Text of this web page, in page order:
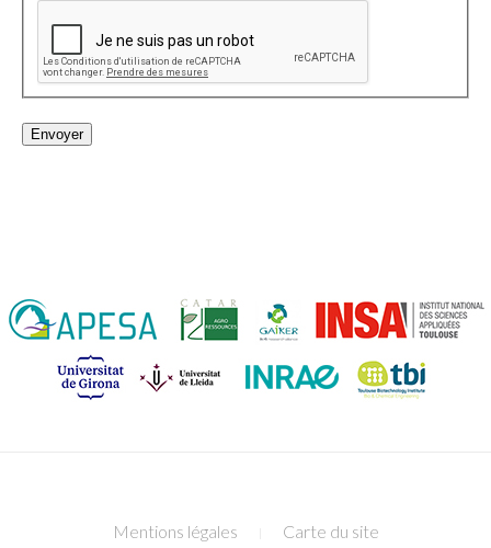
Envoyer
Mentions légales Carte du site